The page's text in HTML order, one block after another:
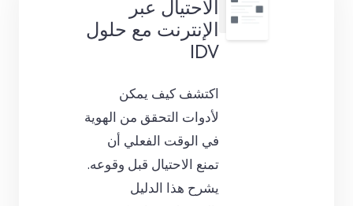
الاحتيال عبر
الإنترنت مع حلول
IDV
اكتشف كيف يمكن
لأدوات التحقق من الهوية
في الوقت الفعلي أن
تمنع الاحتيال قبل وقوعه.
يشرح هذا الدليل